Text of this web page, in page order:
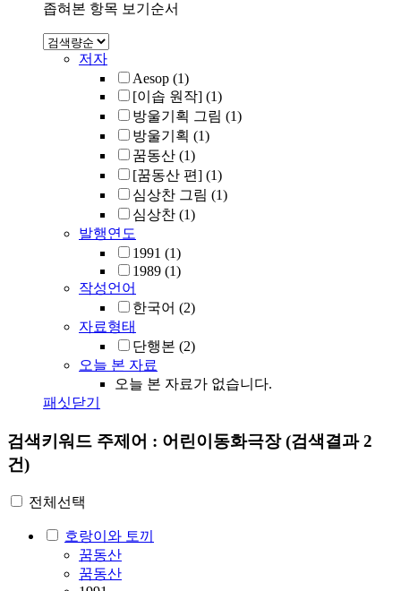
좁혀본 항목 보기순서
저자
Aesop (1)
[이솝 원작] (1)
방울기획 그림 (1)
방울기획 (1)
꿈동산 (1)
[꿈동산 편] (1)
심상찬 그림 (1)
심상찬 (1)
발행연도
1991 (1)
1989 (1)
작성언어
한국어 (2)
자료형태
단행본 (2)
오늘 본 자료
오늘 본 자료가 없습니다.
패싯닫기
검색키워드 주제어 : 어린이동화극장(검색결과 2
건)
전체선택
호랑이와 토끼
꿈동산
꿈동산